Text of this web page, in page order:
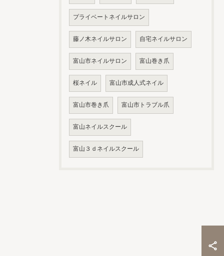
プライベートネイルサロン
藤ノ木ネイルサロン 自宅ネイルサロン
富山市ネイルサロン 富山巻き爪
桜ネイル 富山市成人式ネイル
富山市巻き爪 富山市トラブル爪
富山ネイルスクール
富山３ｄネイルスクール